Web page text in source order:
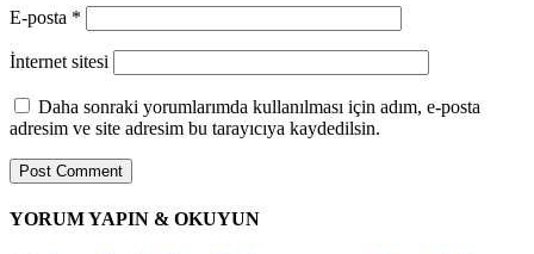
E-posta *
İnternet sitesi
Daha sonraki yorumlarımda kullanılması için adım, e-posta
adresim ve site adresim bu tarayıcıya kaydedilsin.
YORUM YAPIN & OKUYUN